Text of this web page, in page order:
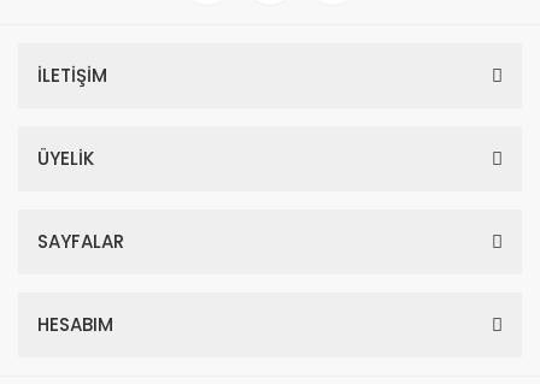
İLETİŞİM
ÜYELİK
SAYFALAR
HESABIM